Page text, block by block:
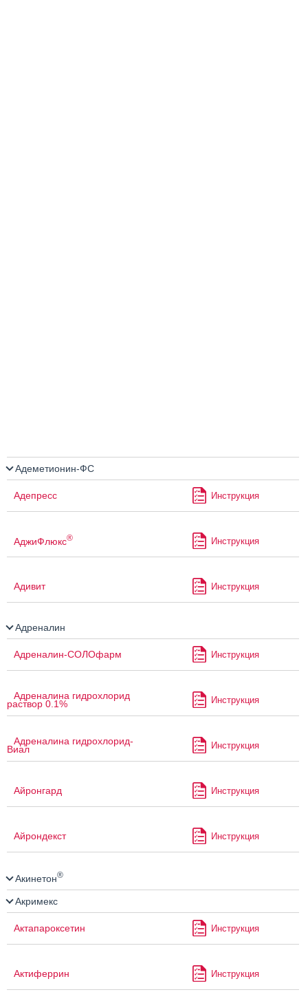
Адеметионин-ФС
Адепресс Инструкция
АджиФлюкс® Инструкция
Адивит Инструкция
Адреналин
Адреналин-СОЛОфарм Инструкция
Адреналина гидрохлорид
раствор 0.1% Инструкция
Адреналина гидрохлорид-
Виал Инструкция
Айронгард Инструкция
Айрондекст Инструкция
Акинетон®
Акримекс
Актапароксетин Инструкция
Актиферрин Инструкция